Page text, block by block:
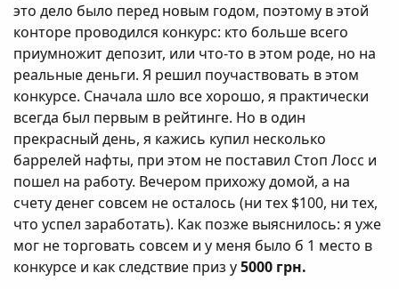
это дело было перед новым годом, поэтому в этой
конторе проводился конкурс: кто больше всего
приумножит депозит, или что-то в этом роде, но на
реальные деньги. Я решил поучаствовать в этом
конкурсе. Сначала шло все хорошо, я практически
всегда был первым в рейтинге. Но в один
прекрасный день, я кажись купил несколько
баррелей нафты, при этом не поставил Стоп Лосс и
пошел на работу. Вечером прихожу домой, а на
счету денег совсем не осталось (ни тех $100, ни тех,
что успел заработать). Как позже выяснилось: я уже
мог не торговать совсем и у меня было б 1 место в
конкурсе и как следствие приз у5000 грн.